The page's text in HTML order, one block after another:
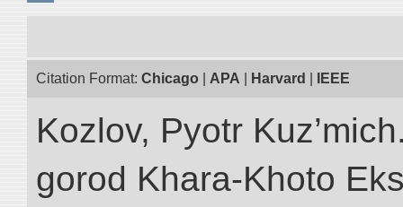
Citation Format: Chicago APA Harvard IEEE
Kozlov, Pyotr
gorod Khara-Khoto